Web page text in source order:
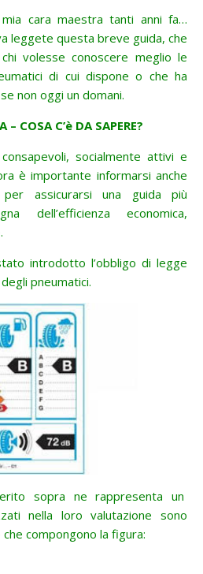
cara maestra tanti anni fa…
leggete questa breve guida, che
volesse conoscere meglio le
di cui dispone o che ha
non oggi un domani.
– COSA C’è DA SAPERE?
socialmente attivi e
è importante informarsi anche
assicurarsi una guida più
dell’efficienza economica,
introdotto l’obbligo di legge
pneumatici.
sopra ne rappresenta un
nella loro valutazione sono
compongono la figura: